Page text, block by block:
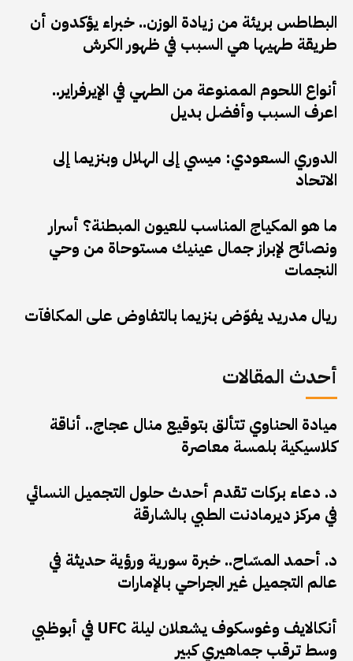
البطاطس بريئة من زيادة الوزن.. خبراء يؤكدون أن
طريقة طهيها هي السبب في ظهور الكرش
أنواع اللحوم الممنوعة من الطهي في الإيرفراير..
اعرف السبب وأفضل بديل
الدوري السعودي: ميسي إلى الهلال وبنزيما إلى
الاتحاد
ما هو المكياج المناسب للعيون المبطنة؟ أسرار
ونصائح لإبراز جمال عينيك مستوحاة من وحي
النجمات
ريال مدريد يفوّض بنزيما بالتفاوض على المكافآت
أحدث المقالات
ميادة الحناوي تتألق بتوقيع منال عجاج.. أناقة
كلاسيكية بلمسة معاصرة
د. دعاء بركات تقدم أحدث حلول التجميل النسائي
في مركز ديرمادنت الطبي بالشارقة
د. أحمد المسّاح.. خبرة سورية ورؤية حديثة في
عالم التجميل غير الجراحي بالإمارات
أنكالايف وغوسكوف يشعلان ليلة UFC في أبوظبي
وسط ترقب جماهيري كبير